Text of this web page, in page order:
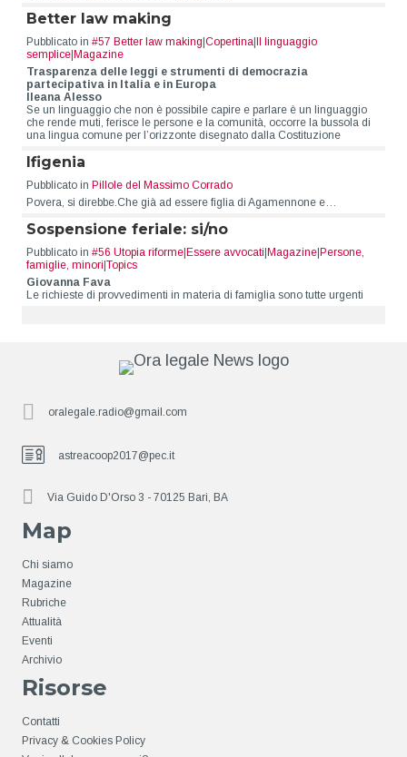
Better law making
Pubblicato in #57 Better law making Copertina
Il linguaggio
semplice Magazine
Trasparenza delle leggi e strumenti di democrazia
partecipativa in Italia e in Europa
Ileana Alesso
Se un linguaggio che non è possibile capire e parlare è un linguaggio
che rende muti, ferisce le persone e la comunità, occorre la bussola di
una lingua comune per l’orizzonte disegnato dalla Costituzione
Ifigenia
Pubblicato in Pillole del Massimo Corrado
Povera, si direbbe.Che già ad essere figlia di Agamennone e…
Sospensione feriale: si/no
Pubblicato in #56 Utopia riforme Essere avvocati Magazine Persone,
famiglie, minori Topics
Giovanna Fava
Le richieste di provvedimenti in materia di famiglia sono tutte urgenti
oralegale.radio@gmail.com
astreacoop2017@pec.it
Via Guido D'Orso 3 - 70125 Bari, BA
Map
Chi siamo
Magazine
Rubriche
Attualità
Eventi
Archivio
Risorse
Contatti
Privacy & Cookies Policy